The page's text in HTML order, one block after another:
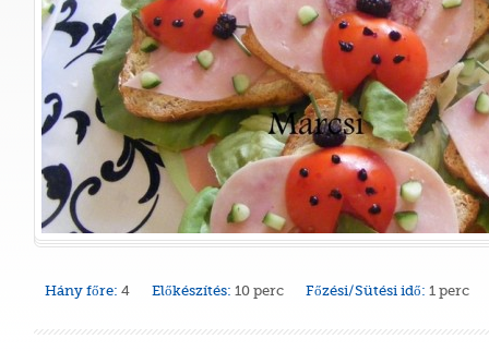
Hány főre: 4 Előkészítés: 10 perc Főzési/Sütési idő: 1 perc